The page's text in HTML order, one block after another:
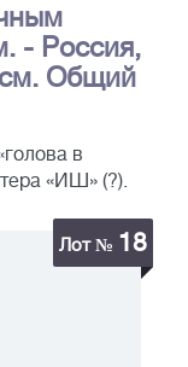
- Россия,
Общий
в
«ИШ» (?).
Лот № 18